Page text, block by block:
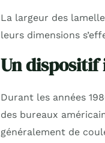
La largeur des
leurs dimensions
Un dispositif
Durant les années
des bureaux
généralement de